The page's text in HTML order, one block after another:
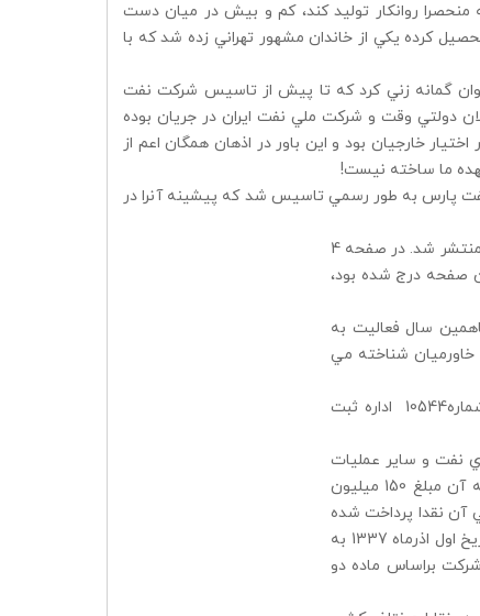
منحصرا روانكار توليد كند، كم و بيش در ميان دست
كرده يكي از خاندان مشهور تهراني زده شد كه با
توان گمانه زني كرد كه تا پيش از تاسيس شركت نفت
دولتي وقت و شركت ملي نفت ايران در جريان بوده
خارجيان بود و اين باور در اذهان همگان اعم از
ما ساخته نيست!
ماه 1337 مطابق با 22 نوامبر 1959 ميلادي شركت نفت پارس به طور رسمي تاسيس شد كه پيشينه آنرا در
در تاريخ دوم ديماه 1337، هنگامي كه روزنامه رسمي كشور به شماره 4039 در تهران منتشر شد. در صفحه 4
صفحه درج شده بود،
پنجاهمين سال فعاليت به
خاورميان شناخته مي
در باره موضوع شركت و سرمايه اوليه در آگهي رسمي شركت نفت پارس كه به شماره10544 اداره ثبت
نفت و ساير عمليات
تجاري با رعايت قوانين مربوطه شركتي به نام شركت سهامي نفت پارس كه سرمايه آن مبلغ 150 ميليون
بهاي اسمي آن نقدا پرداخت شده
و طبق اظهار در تحويل و در اختيار مديران شركت مي باشد و بقيه تعهدي است، از تاريخ اول اذرماه 1337 به
براساس ماده دو